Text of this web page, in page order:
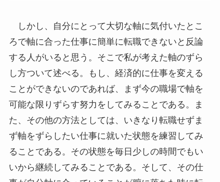
しかし、自分にとって大切な軸に気付いたとこ
ろで軸に合った仕事に簡単に転職できないと反論
する人がいると思う。そこで私が考えた軸のずら
し方ついて述べる。もし、経済的に仕事を変える
ことができないのであれば、まず今の職場で軸を
可能な限りずらす努力をしてみることである。ま
た、その他の方法としては、いきなり転職せずま
ず軸をずらしたい仕事に就いた状態を練習してみ
ることである。その状態を毎日少しの時間でもい
いから継続してみることである。そして、その仕